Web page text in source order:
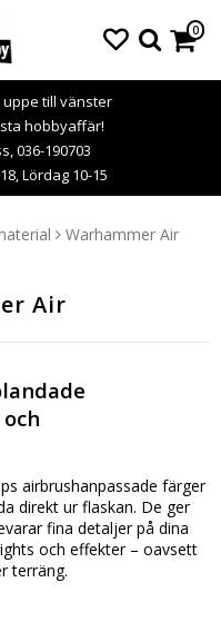
0
till vänster
hobbyaffär!
036-190703
Lördag 10-15
Warhammer Air
Air
airbrushanpassade färger
direkt ur flaskan. De ger
fina detaljer på dina
och effekter – oavsett
terräng.